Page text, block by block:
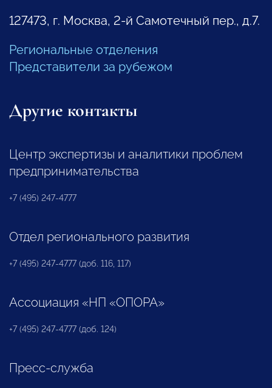
127473, г. Москва, 2-й Самотечный пер., д.7.
Региональные отделения
Представители за рубежом
Другие контакты
Центр экспертизы и аналитики проблем
предпринимательства
+7 (495) 247-4777
Отдел регионального развития
+7 (495) 247-4777 (доб. 116, 117)
Ассоциация «НП «ОПОРА»
+7 (495) 247-4777 (доб. 124)
Пресс-служба